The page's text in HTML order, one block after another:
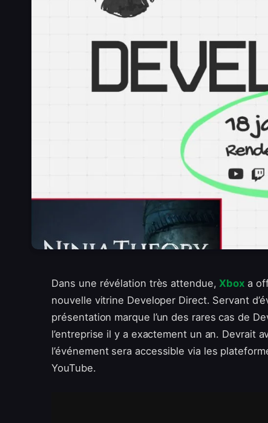
Dans une révélation très attendue,Xbox a
nouvelle vitrine Developer Direct. Servant
présentation marque l’un des rares cas de
l’entreprise il y a exactement un an. Devrait
l’événement sera accessible via les
YouTube.